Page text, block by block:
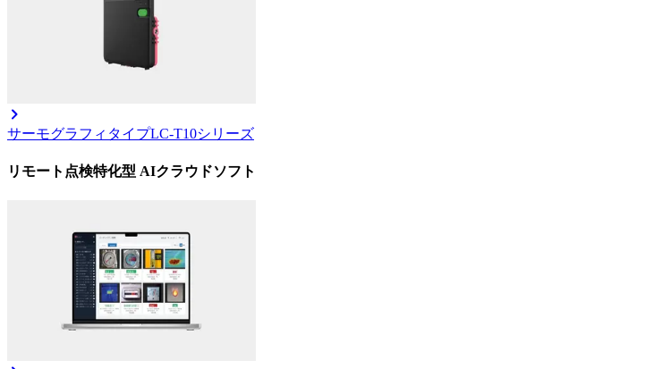
サーモグラフィタイプLC-T10シリーズ
リモート点検特化型 AIクラウドソフト